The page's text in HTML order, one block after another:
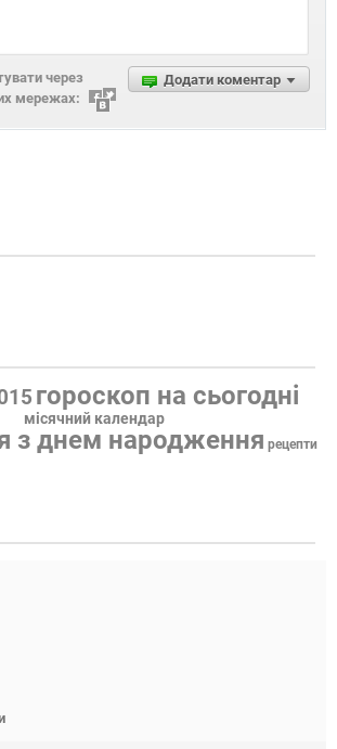
Додати коментар
через
мережах:
гороскоп на сьогодні
місячний календар
з днем народження рецепти